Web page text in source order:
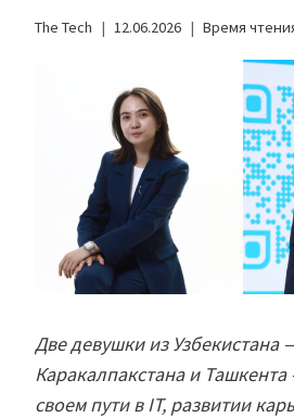
The Tech 12.06.2026 Время
Две девушки из Узбекистана
Каракалпакстана и
своем пути в IT, развитии